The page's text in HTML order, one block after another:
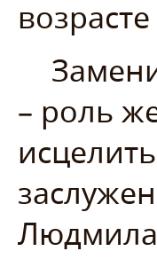
– роль